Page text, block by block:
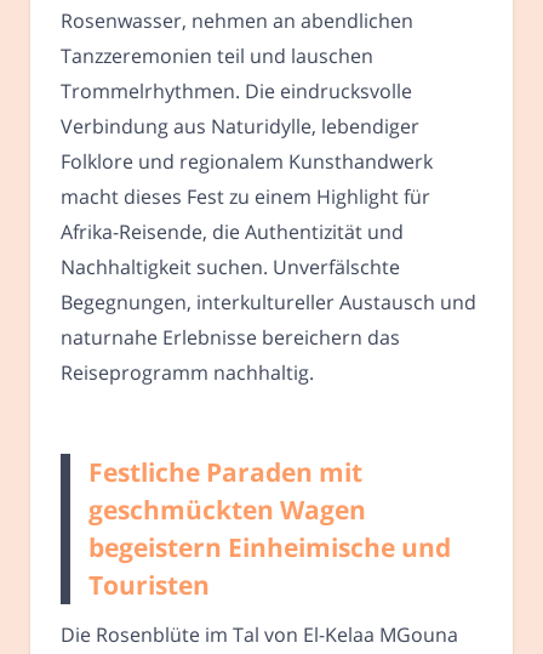
Rosenwasser, nehmen an abendlichen
Tanzzeremonien teil und lauschen
Trommelrhythmen. Die eindrucksvolle
Verbindung aus Naturidylle, lebendiger
Folklore und regionalem Kunsthandwerk
macht dieses Fest zu einem Highlight für
Afrika-Reisende, die Authentizität und
Nachhaltigkeit suchen. Unverfälschte
Begegnungen, interkultureller Austausch und
naturnahe Erlebnisse bereichern das
Reiseprogramm nachhaltig.
Festliche Paraden mit
geschmückten Wagen
begeistern Einheimische und
Touristen
Die Rosenblüte im Tal von El-Kelaa MGouna